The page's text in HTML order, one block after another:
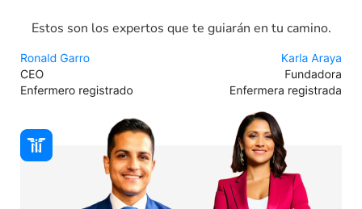
Estos son los expertos que te guiarán en tu camino.